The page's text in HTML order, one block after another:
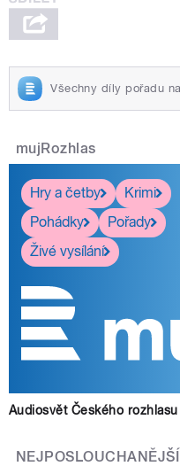
Všechny díly pořadu
mujRozhlas
Hry a četby
Krimi
Pohádky
Pořady
Živé vysílání
Audiosvět Českého
NEJPOSLOUCHANĚJŠÍ